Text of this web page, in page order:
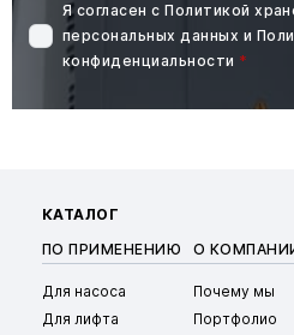
Я согласен сПолитикой
персональных данных и
конфиденциальности *
КАТАЛОГ
ПО ПРИМЕНЕНИЮ
Для насоса
Для лифта
О
Почему мы
Портфолио